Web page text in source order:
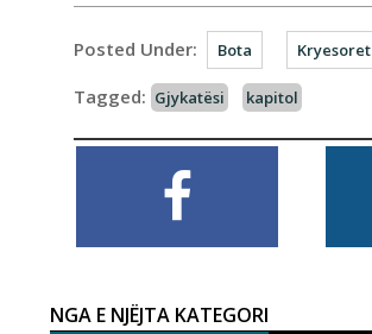
Posted Under: Bota Kryesoret
Tagged: Gjykatësi kapitol
NGA E NJËJTA KATEGORI